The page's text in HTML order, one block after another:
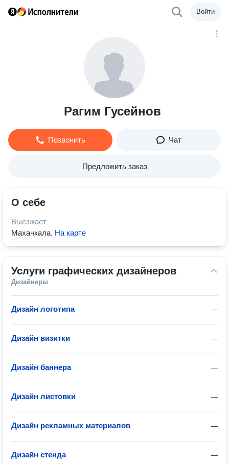
Войти
Рагим Гусейнов
Позвонить Чат
Предложить заказ
О себе
Выезжает
Махачкала. На карте
Услуги графических дизайнеров
Дизайнеры
—
Дизайн логотипа
—
Дизайн визитки
—
Дизайн баннера
—
Дизайн листовки
—
Дизайн рекламных материалов
—
Дизайн стенда